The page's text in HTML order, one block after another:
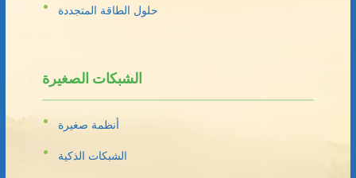
حلول الطاقة المتجددة
الشبكات الصغيرة
أنظمة صغيرة
الشبكات الذكية